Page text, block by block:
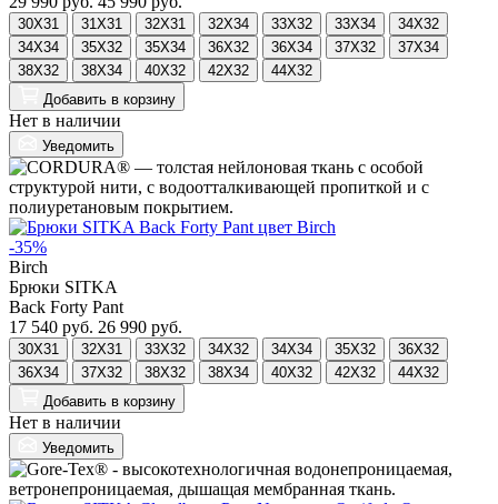
30X31 31X31 32X31 32X34 33X32 33X34
34X32
34X34
35X32 35X34 36X32 36X34 37X32
37X34
38X32
38X34 40X32 42X32
44X32
Добавить в корзину
Нет в наличии
Уведомить
-35%
Birch
Брюки SITKA
Back Forty Pant
17 540 руб. 26 990 руб.
30X31 32X31 33X32 34X32 34X34 35X32
36X32
36X34
37X32 38X32 38X34 40X32 42X32
44X32
Добавить в корзину
Нет в наличии
Уведомить